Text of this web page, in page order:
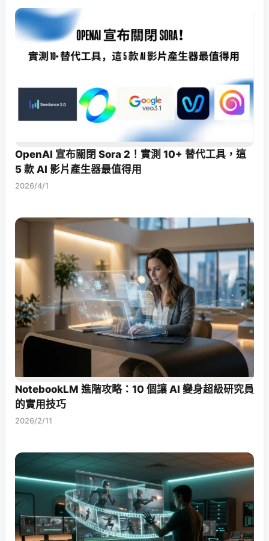
OpenAI 宣布關閉 Sora 2！實測 10+ 替代工具，這
5 款 AI 影片產生器最值得用
2026/4/1
NotebookLM 進階攻略：10 個讓 AI 變身超級研究員
的實用技巧
2026/2/11